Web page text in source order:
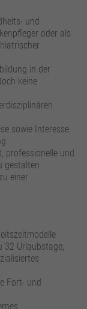
und
oder als
in der
keine
sowie Interesse
professionelle und
gestalten
einer
Urlaubstage,
Fort- und